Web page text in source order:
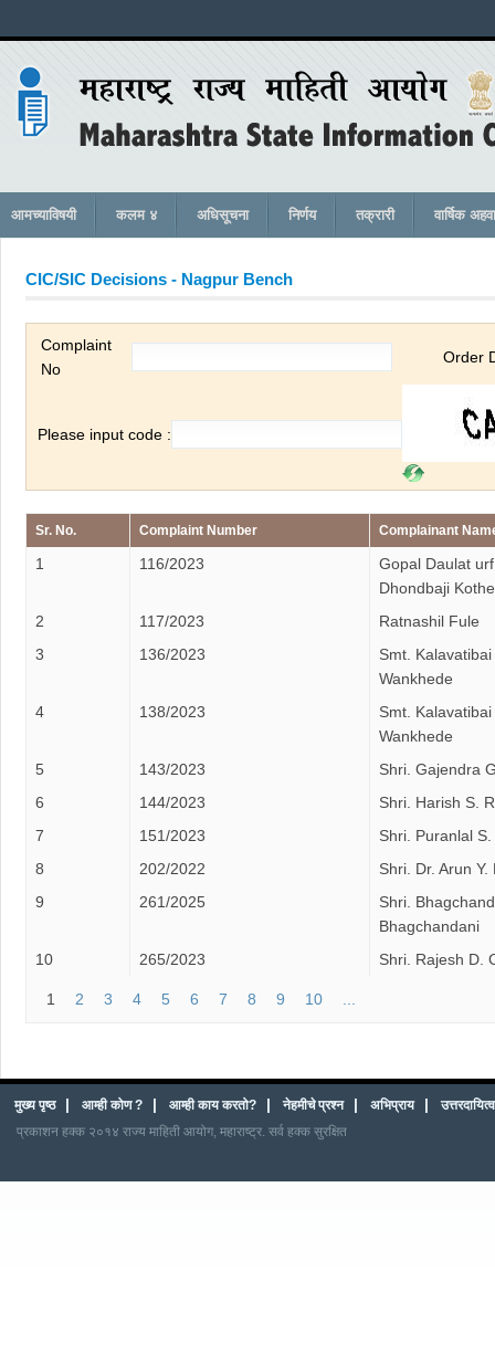
आमच्याविषयी कलम ४ अधिसूचना निर्णय तक्रारी वार्षिक
CIC/SIC Decisions - Nagpur Bench
Complaint
No
Order
Please input code :
Sr. No. Complaint Number Complainant
1 116/2023
Gopal Daulat urf
Dhondbaji Kothe
2
117/2023
Ratnashil Fule
3
136/2023
Smt. Kalavatibai
Wankhede
4
138/2023
Smt. Kalavatibai
Wankhede
5
143/2023
Shri. Gajendra
6
144/2023
Shri. Harish S.
7
151/2023
Shri. Puranlal
8
202/2022
Shri. Dr. Arun Y.
9
261/2025
Shri. Bhagchand
Bhagchandani
10
265/2023 Shri. Rajesh D.
1 2 3 4 5 6 7 8 9 10
मुख्य पृष्ठ | आम्ही कोण ? | आम्ही काय करतो? | नेहमीचे प्रश्न | अभिप्राय |
प्रकाशन हक्क २०१४ राज्य माहिती आयोग, महाराष्ट्र. सर्व हक्क सुरक्षित